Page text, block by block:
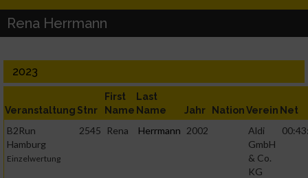
Rena Herrmann
2023
Veranstaltung Stnr
First
Name
Last
Name
Jahr NationVerein Net
B2Run
Hamburg
Einzelwertung
2545 Rena Herrmann 2002
Aldi
GmbH
& Co.
KG